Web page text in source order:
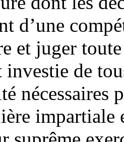
d’une
et juger
investie de
nécessaires
impartiale